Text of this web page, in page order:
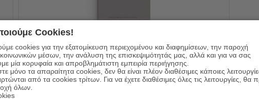
€
€
Συγγραφέας: Jorge Luis Borges
Εκδόσεις:Πανεπιστημιακές Εκδόσεις Κρήτης
20.00 €
Cookies!
cookies για την εξατομίκευση περιεχομένου και διαφημίσεων, την παροχή
κοινωνικών μέσων, την ανάλυση της επισκεψιμότητάς μας, αλλά και για να σας
μία κορυφαία και απροβλημάτιστη εμπειρία περιήγησης.
μόνο τα απαραίτητα cookies, δεν θα είναι πλέον διαθέσιμες κάποιες
από τα cookies τρίτων. Για να έχετε διαθέσιμες όλες τις λειτουργίες, θα
όλων.